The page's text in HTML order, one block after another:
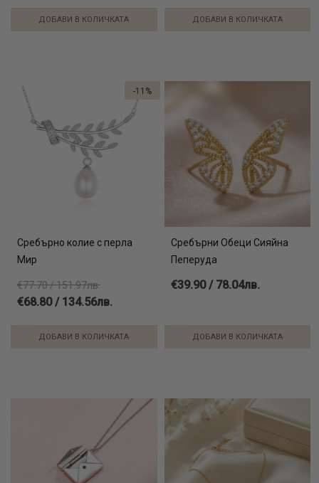
ДОБАВИ В КОЛИЧКАТА ДОБАВИ В КОЛИЧКАТА
Сребърно колие с перла
Мир
€77.70 / 151.97лв.
€68.80 / 134.56лв.
ДОБАВИ В КОЛИЧКАТА
-11%
Сребърни Обеци Сияйна
Пеперуда
€39.90 / 78.04лв.
ДОБАВИ В КОЛИЧКАТА